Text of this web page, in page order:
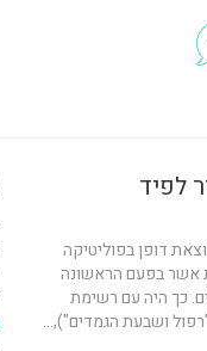
לפיד
דופן בפוליטיקה
אשר בפעם הראשונה
כך היה עם רשימת